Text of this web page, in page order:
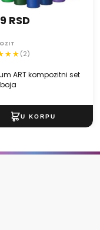
ART kompozitni set
RSD
(2)